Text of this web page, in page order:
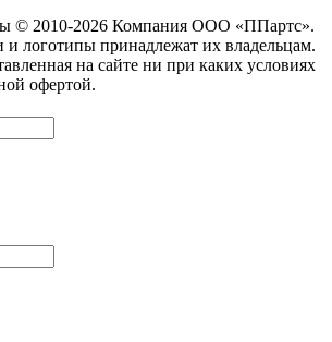
© 2010-2026 Компания ООО «ППартс».
и логотипы принадлежат их владельцам.
на сайте ни при каких условиях
офертой.